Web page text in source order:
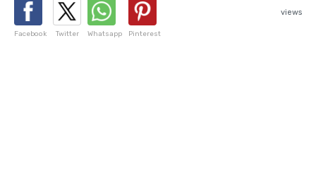
Facebook Twitter Whatsapp Pinterest
views